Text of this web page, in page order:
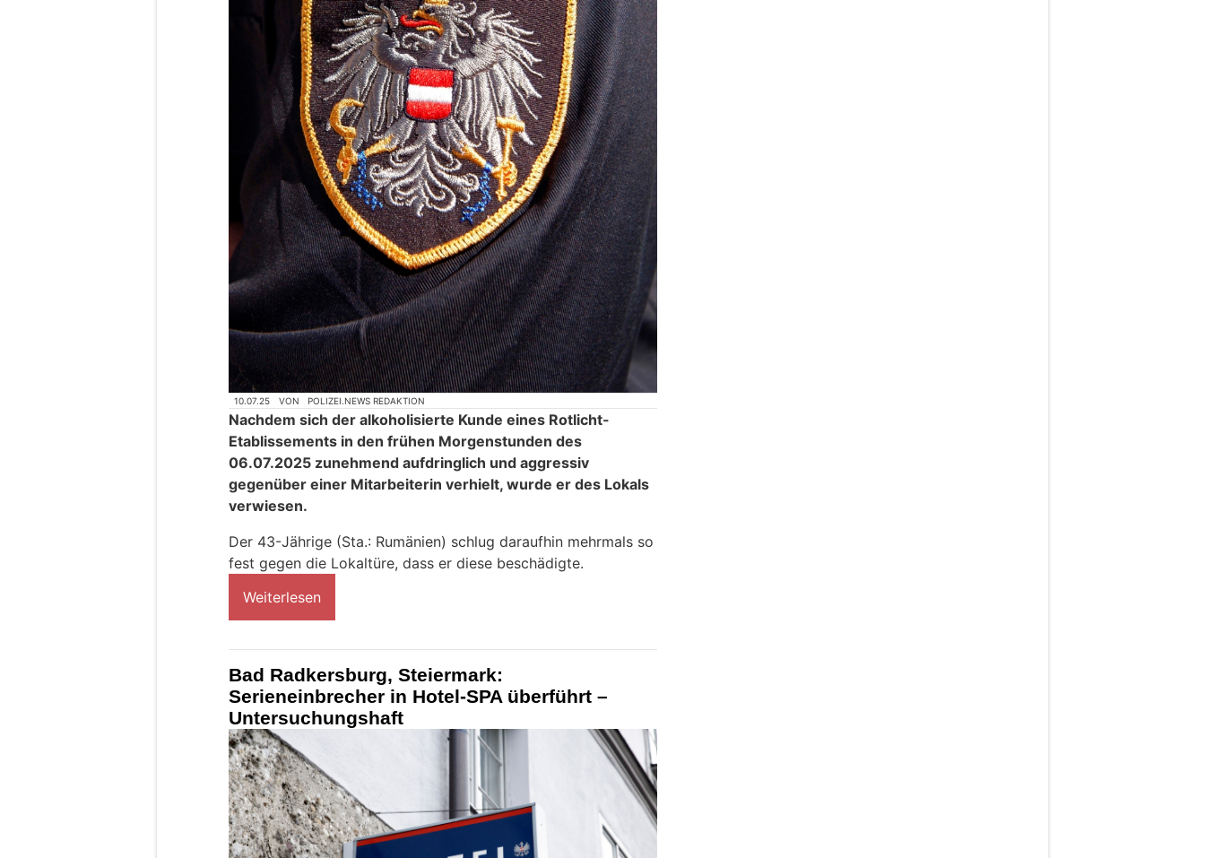
10.07.25 VON POLIZEI.NEWS REDAKTION
Nachdem sich der alkoholisierte Kunde eines Rotlicht-
Etablissements in den frühen Morgenstunden des
06.07.2025 zunehmend aufdringlich und aggressiv
gegenüber einer Mitarbeiterin verhielt, wurde er des Lokals
verwiesen.
Der 43-Jährige (Sta.: Rumänien) schlug daraufhin mehrmals so
fest gegen die Lokaltüre, dass er diese beschädigte.
Weiterlesen
Bad Radkersburg, Steiermark:
Serieneinbrecher in Hotel-SPA überführt –
Untersuchungshaft